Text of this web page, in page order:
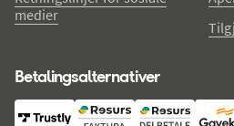
medier
Betalingsalternativer